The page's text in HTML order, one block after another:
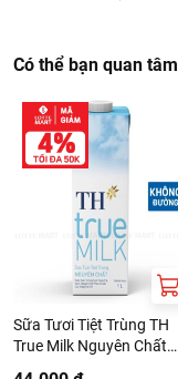
Có thể bạn quan tâm
Sữa Tươi Tiệt Trùng TH
True Milk Nguyên Chất